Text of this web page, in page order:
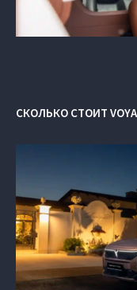
СКОЛЬКО СТОИТ